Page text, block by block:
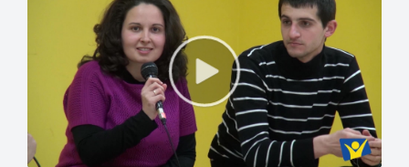
Play
Video